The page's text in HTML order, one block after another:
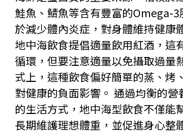
鮭魚、鯖魚等含有豐富的Omega-3
於減少體內炎症，對身體維持健康
地中海飲食提倡適量飲用紅酒，這
循環，但要注意適量以免攝取過量
式上，這種飲食偏好簡單的蒸、烤
對健康的負面影響。 通過均衡的營
的生活方式，地中海型飲食不僅能
長期維護理想體重，並促進身心整